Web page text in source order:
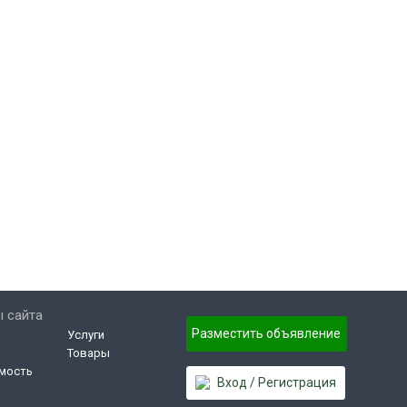
сайта
Услуги
Товары
Разместить объявление
Вход / Регистрация